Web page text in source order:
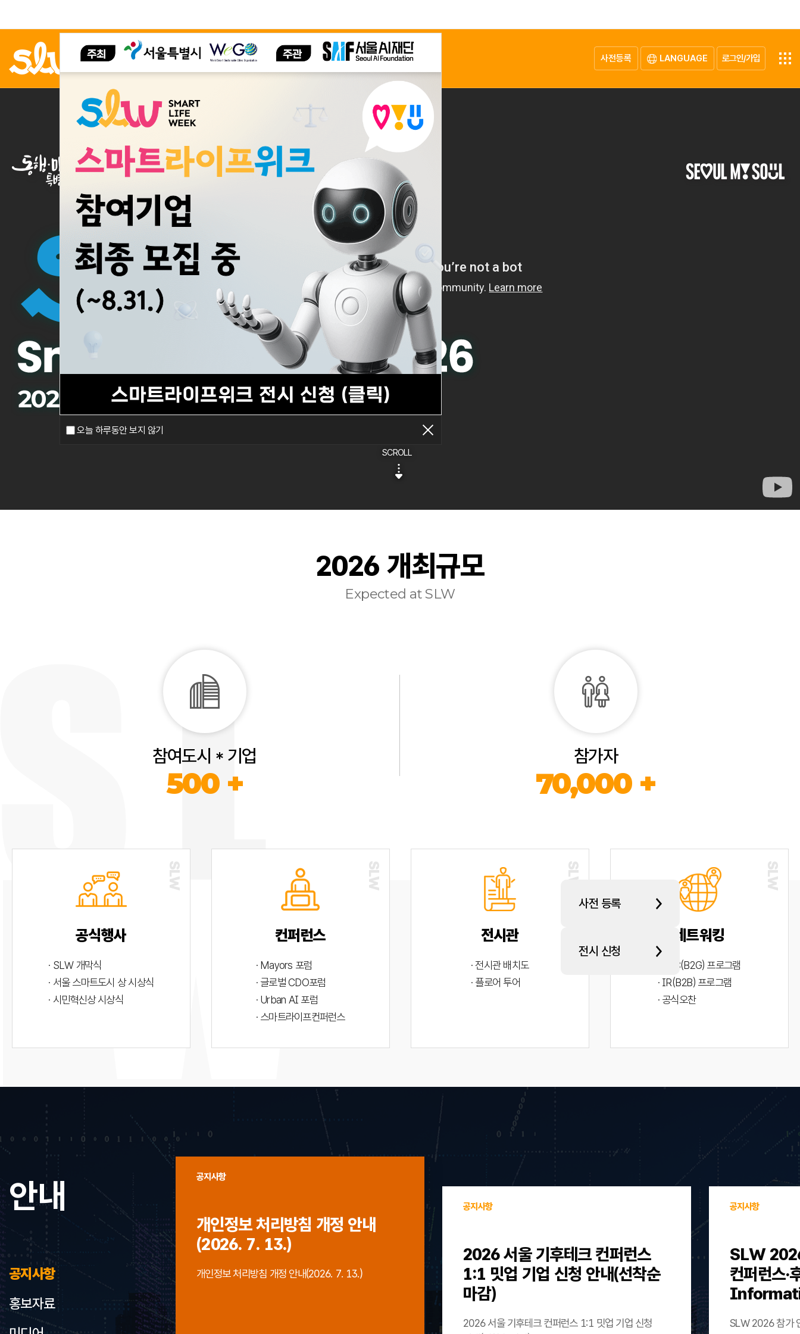
오늘 하루동안 보지 않기
사전등록 LANGUAGE 로그인/가입
SCROLL
사전 등록
전시 신청
2026 개최규모
Expected at SLW
참여도시 * 기업
500 +
참가자
70,000 +
공식행사
· SLW 개막식
· 서울 스마트도시 상 시상식
· 시민혁신상 시상식
컨퍼런스
· Mayors 포럼
· 글로벌 CDO포럼
· Urban AI 포럼
· 스마트라이프컨퍼런스
전시관
· 전시관 배치도
· 플로어 투어
네트워킹
· PYC(B2G) 프로그램
· IR(B2B) 프로그램
· 공식오찬
안내
공지사항
공지사항
개인정보 처리방침 개정 안내
(2026. 7. 13.)
개인정보 처리방침 개정 안내(2026. 7. 13.)
공지사항
2026 서울 기후테크 컨퍼런스
1:1 밋업 기업 신청 안내(선착순
마감)
2026 서울 기후테크 컨퍼런스 1:1 밋업 기업 신청
공지사항
SLW
컨퍼런스
SLW 2026 참가
홍보자료